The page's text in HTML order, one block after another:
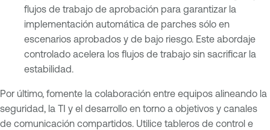
flujos de trabajo de aprobación para garantizar la
implementación automática de parches sólo en
escenarios aprobados y de bajo riesgo. Este abordaje
controlado acelera los flujos de trabajo sin sacrificar la
estabilidad.
Por último, fomente la colaboración entre equipos alineando la
seguridad, la TI y el desarrollo en torno a objetivos y canales
de comunicación compartidos. Utilice tableros de control e